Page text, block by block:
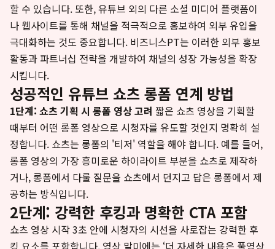
할 수 있습니다. 또한, 유튜브 외의 다른 소셜 미디어 플랫폼이
나 웹사이트를 통해 채널을 적극적으로 홍보하여 외부 유입을
극대화하는 것도 중요합니다. 비즈니스PT는 이러한 외부 홍보
활동과 파트너십 전략을 개발하여 채널의 성장 가능성을 확장
시킵니다.
성공적인 유튜브 쇼츠 롱폼 연계 방법
1단계: 쇼츠 기획 시 롱폼 영상 고려 짧은 쇼츠 영상을 기획할
때부터 어떤 롱폼 영상으로 시청자를 유도할 것인지 명확히 설
정합니다. 쇼츠는 롱폼의 '티저' 역할을 해야 합니다. 예를 들어,
롱폼 영상의 가장 흥미로운 하이라이트 부분을 쇼츠로 제작하
거나, 롱폼에서 다룰 질문을 쇼츠에서 던지고 답은 롱폼에서 제
공하는 방식입니다.
2단계: 강력한 후킹과 명확한 CTA 포함
쇼츠 영상 시작 3초 안에 시청자의 시선을 사로잡는 강력한 후
킹 요소를 포함합니다. 영상 말미에는 ‘더 자세한 내용은 풀영상